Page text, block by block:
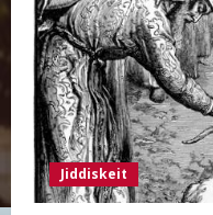
Jiddiskeit